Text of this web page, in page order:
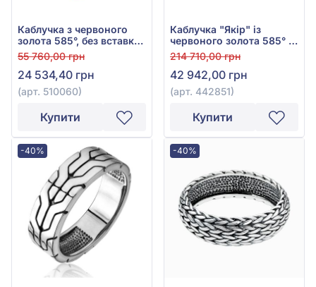
Каблучка з червоного
золота 585°, без вставки,
арт. 510060
55 760,00 грн
24 534,40 грн
(арт. 510060)
Купити
Каблучка "Якір" із
червоного золота 585° з
чорним фіанітом/
куб.цирконієм, арт.
442851
214 710,00 грн
42 942,00 грн
(арт. 442851)
Купити
-40% -40%